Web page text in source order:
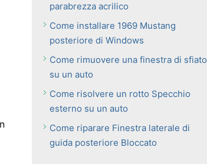
parabrezza acrilico
Come installare 1969 Mustang
posteriore di Windows
Come rimuovere una finestra di sfiato
su un auto
Come risolvere un rotto Specchio
esterno su un auto
Come riparare Finestra laterale di
guida posteriore Bloccato